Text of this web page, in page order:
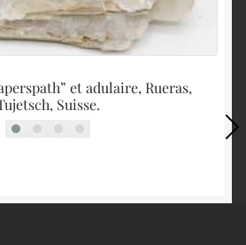
et adulaire, Rueras,
Suisse.